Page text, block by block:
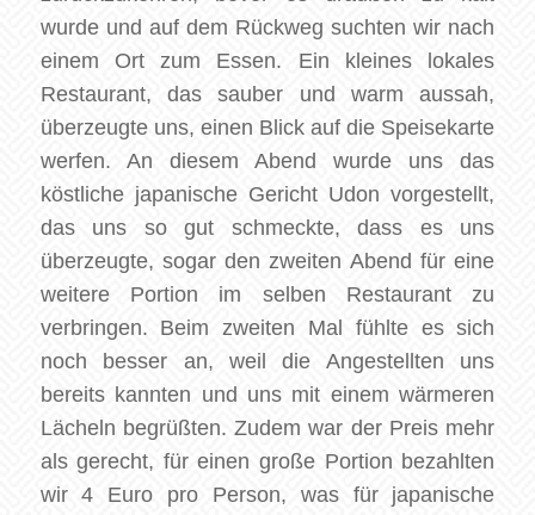
wurde und auf dem Rückweg suchten wir nach
einem Ort zum Essen. Ein kleines lokales
Restaurant, das sauber und warm aussah,
überzeugte uns, einen Blick auf die Speisekarte
werfen. An diesem Abend wurde uns das
köstliche japanische Gericht Udon vorgestellt,
das uns so gut schmeckte, dass es uns
überzeugte, sogar den zweiten Abend für eine
weitere Portion im selben Restaurant zu
verbringen. Beim zweiten Mal fühlte es sich
noch besser an, weil die Angestellten uns
bereits kannten und uns mit einem wärmeren
Lächeln begrüßten. Zudem war der Preis mehr
als gerecht, für einen große Portion bezahlten
wir 4 Euro pro Person, was für japanische